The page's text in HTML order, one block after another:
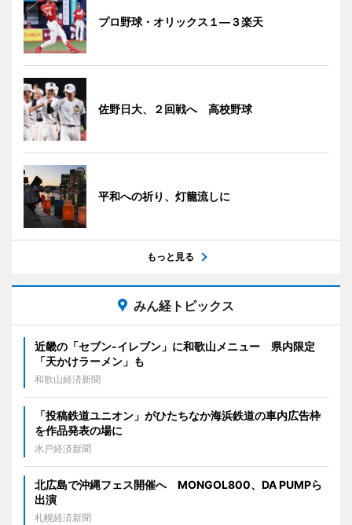
プロ野球・オリックス１―３楽天
佐野日大、２回戦へ 高校野球
平和への祈り、灯籠流しに
もっと見る
みん経トピックス
近畿の「セブン-イレブン」に和歌山メニュー 県内限定
「天かけラーメン」も
和歌山経済新聞
「投稿鉄道ユニオン」がひたちなか海浜鉄道の車内広告枠
を作品発表の場に
水戸経済新聞
北広島で沖縄フェス開催へ MONGOL800、DA PUMPら
出演
札幌経済新聞